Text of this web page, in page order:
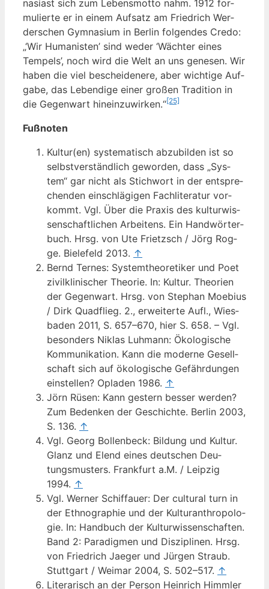
na­si­ast sich zum Lebens­mot­to nahm. 1912 for­
mu­lier­te er in einem Auf­satz am Fried­rich Wer­
der­schen Gym­na­si­um in Ber­lin fol­gen­des Cre­do:
„‘Wir Huma­nis­ten’ sind weder ‘Wäch­ter eines
Tem­pels’, noch wird die Welt an uns gene­sen. Wir
haben die viel beschei­de­ne­re, aber wich­ti­ge Auf­
ga­be, das Leben­di­ge einer gro­ßen Tra­di­ti­on in
die Gegen­wart hin­ein­zu­wir­ken.“[25]
Fuß­no­ten
Kultur(en) sys­te­ma­tisch abzu­bil­den ist so
selbst­ver­ständ­lich gewor­den, dass „Sys­
tem“ gar nicht als Stich­wort in der ent­spre­
chen­den ein­schlä­gi­gen Fach­li­te­ra­tur vor­
kommt. Vgl. Über die Pra­xis des kul­tur­wis­
sen­schaft­li­chen Arbei­tens. Ein Hand­wör­ter­
buch. Hrsg. von Ute Frietzsch / Jörg Rog­
ge. Bie­le­feld 2013. ↑
Bernd Ter­nes: Sys­tem­theo­re­ti­ker und Poet
zivil­kli­ni­scher Theo­rie. In: Kul­tur. Theo­rien
der Gegen­wart. Hrsg. von Ste­phan Moe­bi­us
/ Dirk Quad­flieg. 2., erwei­ter­te Aufl., Wies­
ba­den 2011, S. 657–670, hier S. 658. – Vgl.
beson­ders Niklas Luh­mann: Öko­lo­gi­sche
Kom­mu­ni­ka­ti­on. Kann die moder­ne Gesell­
schaft sich auf öko­lo­gi­sche Gefähr­dun­gen
ein­stel­len? Opla­den 1986. ↑
Jörn Rüsen: Kann ges­tern bes­ser wer­den?
Zum Beden­ken der Geschich­te. Ber­lin 2003,
S. 136. ↑
Vgl. Georg Bol­len­beck: Bil­dung und Kul­tur.
Glanz und Elend eines deut­schen Deu­
tungs­mus­ters. Frank­furt a.M. / Leip­zig
1994. ↑
Vgl. Wer­ner Schiff­au­er: Der cul­tu­ral turn in
der Eth­no­gra­phie und der Kul­tur­anthro­po­lo­
gie. In: Hand­buch der Kul­tur­wis­sen­schaf­ten.
Band 2: Para­dig­men und Dis­zi­pli­nen. Hrsg.
von Fried­rich Jae­ger und Jür­gen Straub.
Stutt­gart / Wei­mar 2004, S. 502–517. ↑
Lite­ra­risch an der Per­son Hein­rich Himm­ler